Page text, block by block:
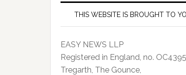
THIS WEBSITE IS BROUGHT TO
EASY NEWS LLP
Registered in England, no.
Tregarth, The Gounce,